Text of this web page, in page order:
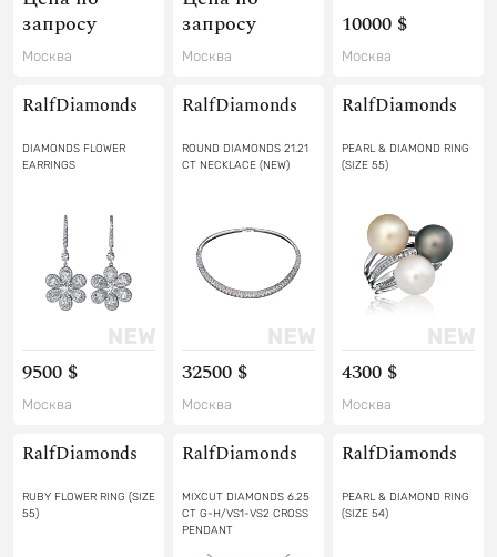
запросу
Москва
запросу
Москва
10000 $
Москва
RalfDiamonds
DIAMONDS FLOWER
EARRINGS
9500 $
Москва
RalfDiamonds
ROUND DIAMONDS 21.21
CT NECKLACE (NEW)
32500 $
Москва
RalfDiamonds
PEARL & DIAMOND RING
(SIZE 55)
4300 $
Москва
RalfDiamonds
RUBY FLOWER RING (SIZE
55)
RalfDiamonds
MIXCUT DIAMONDS 6.25
CT G-H/VS1-VS2 CROSS
PENDANT
RalfDiamonds
PEARL & DIAMOND RING
(SIZE 54)